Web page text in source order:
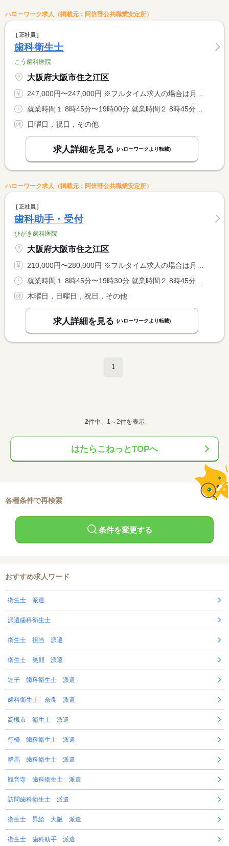
ハローワーク求人（掲載元：阿倍野公共職業安定所）
正社員
歯科衛生士
こう歯科医院
大阪府大阪市住之江区
247,000円〜247,000円 ※フルタイム求人の場合は月額（換算額）、パート求人の場合は時間額を表示しています。
就業時間１ 8時45分〜19時00分 就業時間２ 8時45分〜12時00分 就業時間に関する特記事項 （１）月・火・水・金（休憩１２：１５〜１４：３０） <BR> （２）木・土（休憩なし）
日曜日，祝日，その他
求人詳細を見る (ハローワークより転載)
ハローワーク求人（掲載元：阿倍野公共職業安定所）
正社員
歯科助手・受付
ひがき歯科医院
大阪府大阪市住之江区
210,000円〜280,000円 ※フルタイム求人の場合は月額（換算額）、パート求人の場合は時間額を表示しています。
就業時間１ 8時45分〜19時30分 就業時間２ 8時45分〜13時00分 就業時間３ 14時00分〜19時30分 就業時間に関する特記事項 （２）土曜日（休憩なし） <BR> 土曜日は通常１３：００まで 週により診療延長あり <BR> （３）遅出 週１、２回あり（休憩１５分） <BR> 就業時間応相談
木曜日，日曜日，祝日，その他
求人詳細を見る (ハローワークより転載)
1
2件中、1～2件を表示
はたらこねっとTOPへ
各種条件で再検索
条件を変更する
おすすめ求人ワード
衛生士 派遣
派遣歯科衛生士
衛生士 担当 派遣
衛生士 笑顔 派遣
逗子 歯科衛生士 派遣
歯科衛生士 奈良 派遣
高槻市 衛生士 派遣
行橋 歯科衛生士 派遣
群馬 歯科衛生士 派遣
観音寺 歯科衛生士 派遣
訪問歯科衛生士 派遣
衛生士 昇給 大阪 派遣
衛生士 歯科助手 派遣